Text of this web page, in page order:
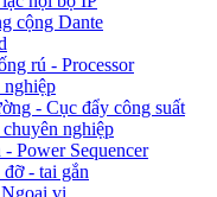
cộng Dante
rú - Processor
- Cục đẩy công suất
nghiệp
Power Sequencer
- tai gắn
vi